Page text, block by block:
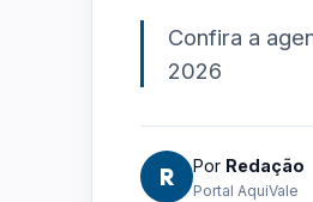
Confira a
2026
R Por Redação
Portal AquiVale